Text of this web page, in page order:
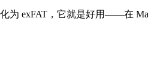
exFAT，它就是好用——在